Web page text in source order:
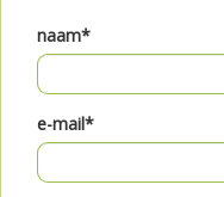
naam*
e-mail*